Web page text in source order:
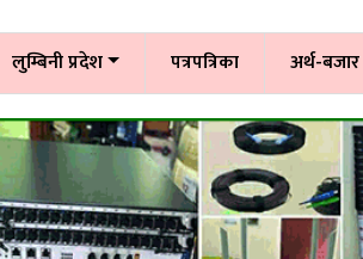
लुम्बिनी प्रदेश पत्रपत्रिका अर्थ-बजार